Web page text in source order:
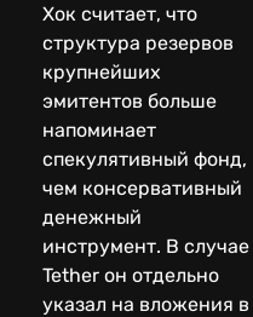
Хок считает, что
структура резервов
крупнейших
эмитентов больше
напоминает
спекулятивный фонд,
чем консервативный
денежный
инструмент. В случае
Tether он отдельно
указал на вложения в